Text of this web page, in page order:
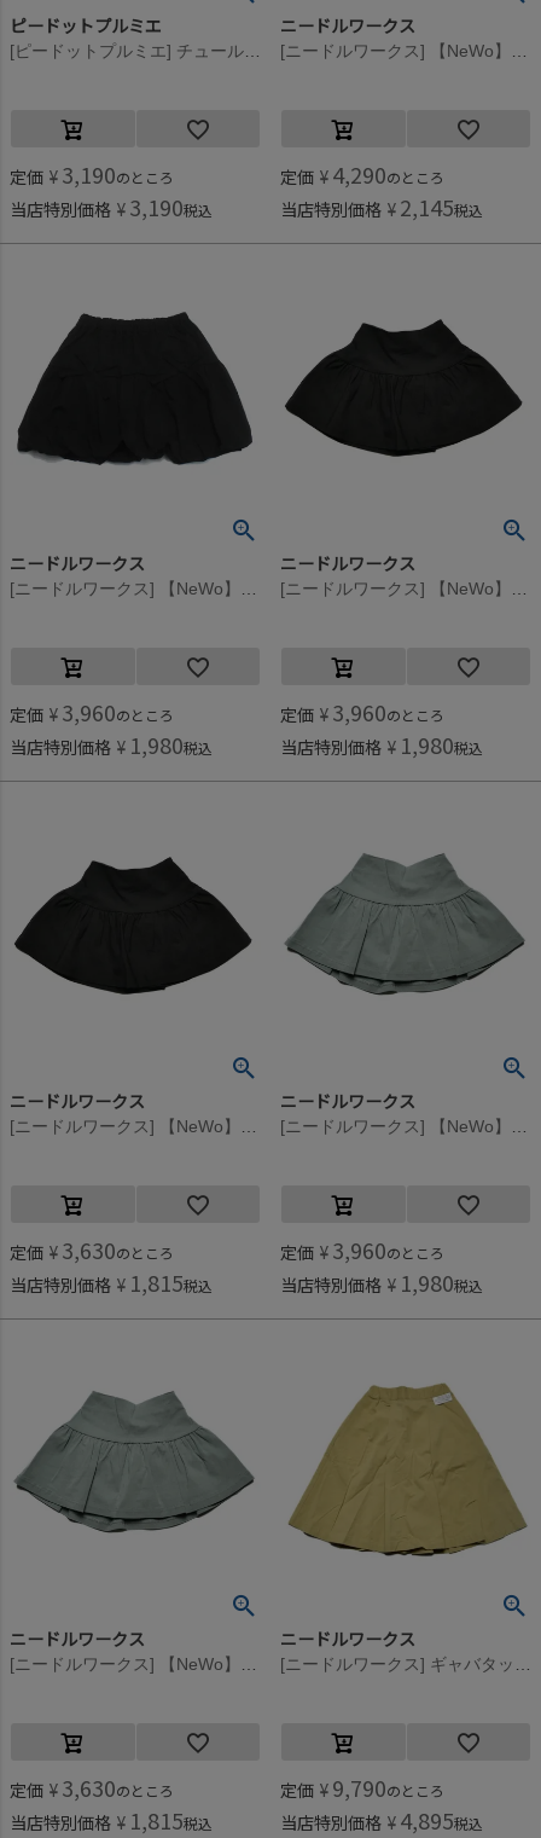
ピードットプルミエ
定価 ¥ 3,190のところ
当店特別価格 ¥ 3,190税込
ニードルワークス
定価 ¥ 4,290のところ
当店特別価格 ¥ 2,145税込
ニードルワークス
定価 ¥ 3,960のところ
当店特別価格 ¥ 1,980税込
ニードルワークス
定価 ¥ 3,960のところ
当店特別価格 ¥ 1,980税込
ニードルワークス
定価 ¥ 3,630のところ
当店特別価格 ¥ 1,815税込
ニードルワークス
定価 ¥ 3,960のところ
当店特別価格 ¥ 1,980税込
ニードルワークス
定価 ¥ 3,630のところ
当店特別価格 ¥ 1,815税込
ニードルワークス
定価 ¥ 9,790のところ
当店特別価格 ¥ 4,895税込